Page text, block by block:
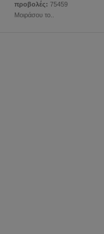
προβολές: 75459
Μοιράσου το..